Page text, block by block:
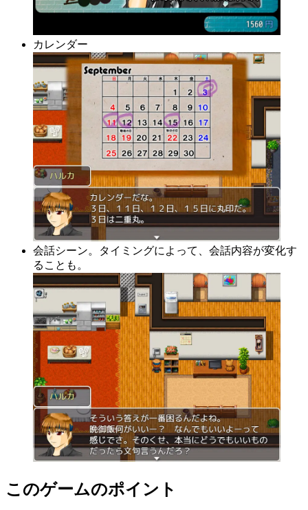
カレンダー
会話シーン。タイミングによって、会話内容が変化す
ることも。
このゲームのポイント